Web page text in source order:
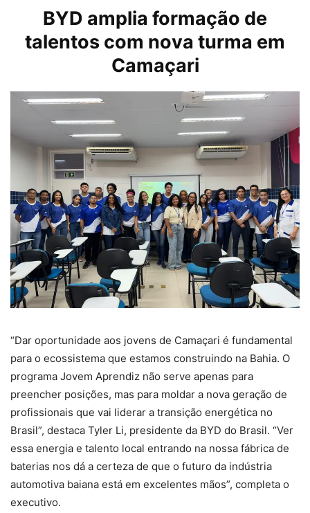
BYD amplia formação de
talentos com nova turma em
Camaçari
“Dar oportunidade aos jovens de Camaçari é fundamental
para o ecossistema que estamos construindo na Bahia. O
programa Jovem Aprendiz não serve apenas para
preencher posições, mas para moldar a nova geração de
profissionais que vai liderar a transição energética no
Brasil”, destaca Tyler Li, presidente da BYD do Brasil. “Ver
essa energia e talento local entrando na nossa fábrica de
baterias nos dá a certeza de que o futuro da indústria
automotiva baiana está em excelentes mãos”, completa o
executivo.